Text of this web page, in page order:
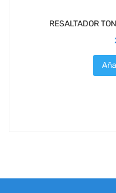
RESALTADOR